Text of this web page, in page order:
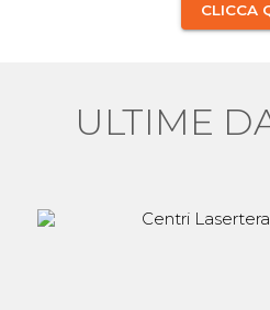
CLICCA
ULTIME